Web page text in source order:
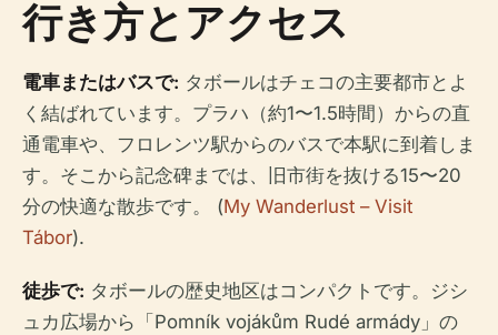
行き方とアクセス
電車またはバスで: タボールはチェコの主要都市とよ
く結ばれています。プラハ（約1〜1.5時間）からの直
通電車や、フロレンツ駅からのバスで本駅に到着しま
す。そこから記念碑までは、旧市街を抜ける15〜20
分の快適な散歩です。 (My Wanderlust – Visit
Tábor).
徒歩で: タボールの歴史地区はコンパクトです。ジシ
ュカ広場から「Pomník vojákům Rudé armády」の